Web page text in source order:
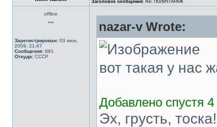
Заголовок сообщения: Re: ПОЛИТГАРАЖ
offline
***
Зарегистрирован: 03 июн,
2009, 21:47
Сообщения: 881
Откуда: СССР
nazar-v Wrote:
вот такая у нас
Добавлено спустя
Эх, грусть, тоска!